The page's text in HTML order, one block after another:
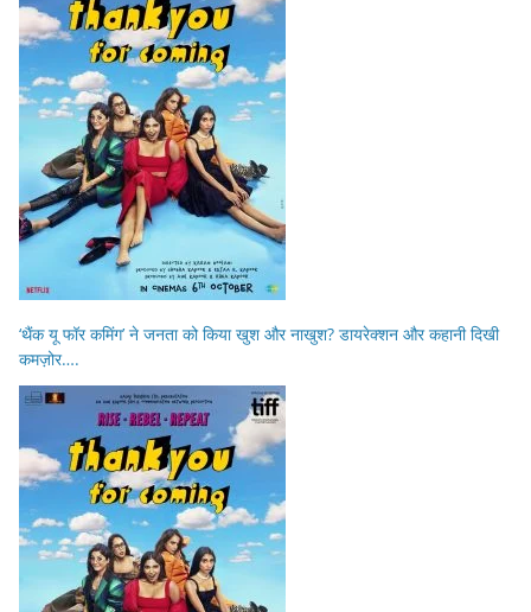
‘थैंक यू फॉर कमिंग’ ने जनता को किया खुश और नाखुश? डायरेक्शन और कहानी दिखी
कमज़ोर….